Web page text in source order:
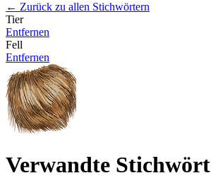
← Zurück zu allen Stichwörtern
Tier
Entfernen
Fell
Entfernen
Verwandte